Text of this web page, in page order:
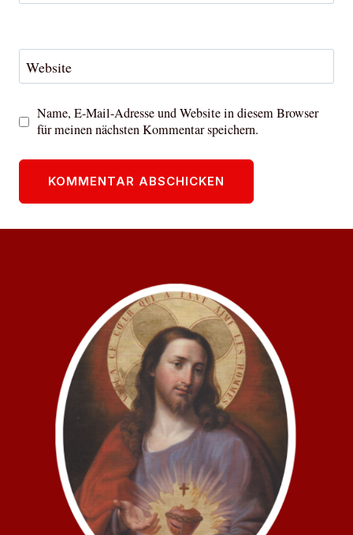
Website
Name, E-Mail-Adresse und Website in diesem Browser
für meinen nächsten Kommentar speichern.